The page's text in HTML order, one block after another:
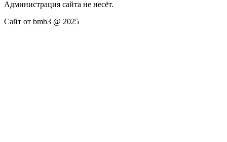
Администрация сайта не несёт.
Сайт от bmb3 @ 2025